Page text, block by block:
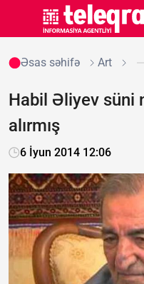
Əsas səhifə Art
Habil Əliyev süni
alırmış
6 İyun 2014 12:06